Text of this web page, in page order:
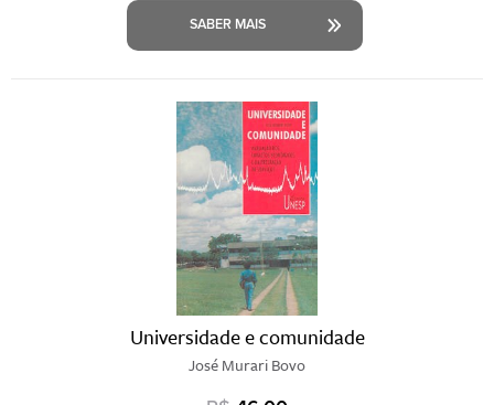
SABER MAIS
Universidade e comunidade
José Murari Bovo